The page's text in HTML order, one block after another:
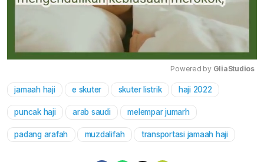
Mute
Powered by GliaStudios
jamaah haji e skuter skuter listrik haji 2022
puncak haji arab saudi melempar jumarh
padang arafah muzdalifah transportasi jamaah haji